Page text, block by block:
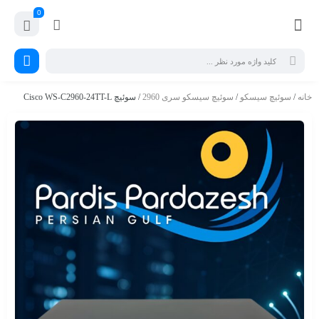
0
خانه / سوئیچ سیسکو / سوئیچ سیسکو سری 2960 / سوئیچ Cisco WS-C2960-24TT-L